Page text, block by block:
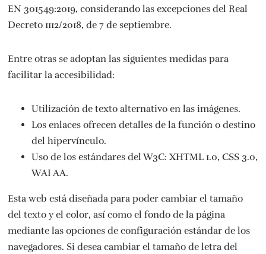
EN 301549:2019, considerando las excepciones del Real
Decreto 1112/2018, de 7 de septiembre.
Entre otras se adoptan las siguientes medidas para
facilitar la accesibilidad:
Utilización de texto alternativo en las imágenes.
Los enlaces ofrecen detalles de la función o destino
del hipervínculo.
Uso de los estándares del W3C: XHTML 1.0, CSS 3.0,
WAI AA.
Esta web está diseñada para poder cambiar el tamaño
del texto y el color, así como el fondo de la página
mediante las opciones de configuración estándar de los
navegadores. Si desea cambiar el tamaño de letra del